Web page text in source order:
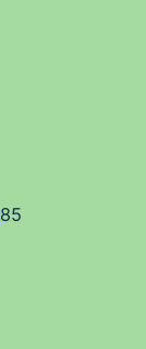
85